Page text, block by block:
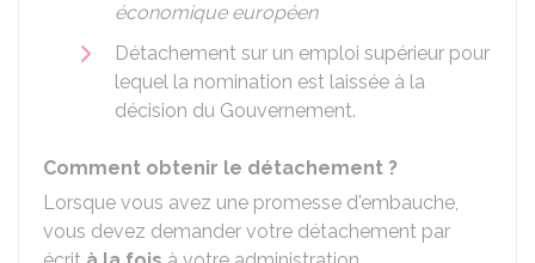
économique européen
Détachement sur un emploi supérieur pour
lequel la nomination est laissée à la
décision du Gouvernement.
Comment obtenir le détachement ?
Lorsque vous avez une promesse d'embauche,
vous devez demander votre détachement par